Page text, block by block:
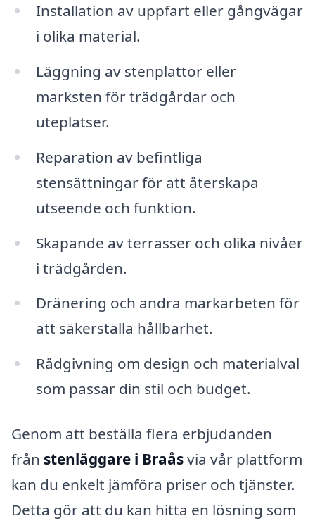
Installation av uppfart eller gångvägar
i olika material.
Läggning av stenplattor eller
marksten för trädgårdar och
uteplatser.
Reparation av befintliga
stensättningar för att återskapa
utseende och funktion.
Skapande av terrasser och olika nivåer
i trädgården.
Dränering och andra markarbeten för
att säkerställa hållbarhet.
Rådgivning om design och materialval
som passar din stil och budget.
Genom att beställa flera erbjudanden
från stenläggare i Braåsvia vår plattform
kan du enkelt jämföra priser och tjänster.
Detta gör att du kan hitta en lösning som